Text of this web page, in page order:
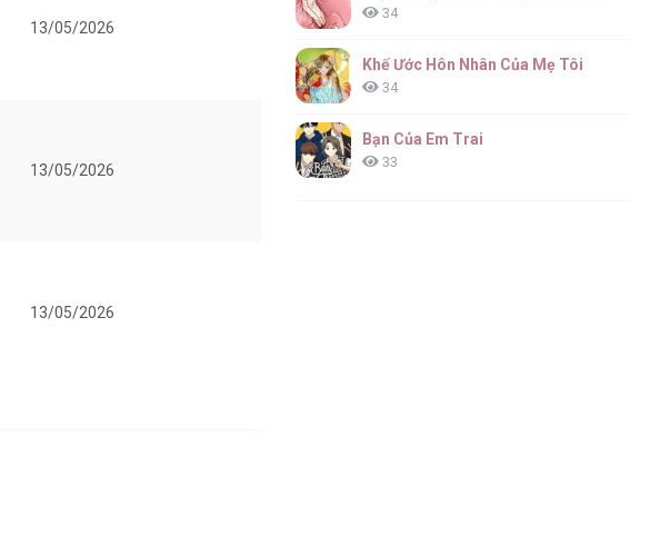
13/05/2026
13/05/2026
13/05/2026
34
Khế Ước Hôn Nhân Của Mẹ Tôi
34
Bạn Của Em Trai
33